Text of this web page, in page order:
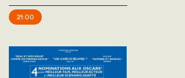
21:00